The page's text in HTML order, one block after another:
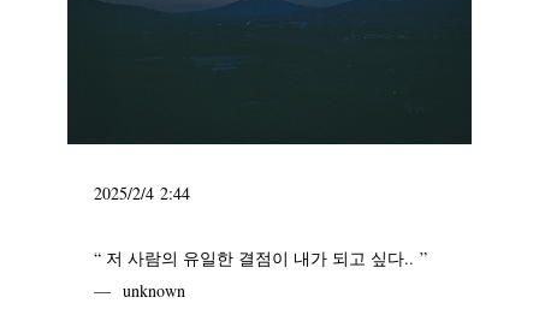
2025/2/4 2:44
“ 저 사람의 유일한 결점이 내가 되고 싶다.. ”
— unknown